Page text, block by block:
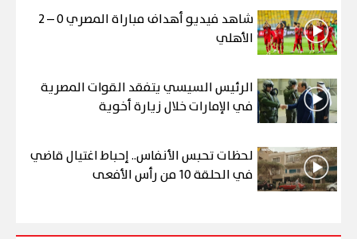
شاهد فيديو أهداف مباراة المصري 0 – 2
الأهلي
الرئيس السيسي يتفقد القوات المصرية
في الإمارات خلال زيارة أخوية
لحظات تحبس الأنفاس.. إحباط اغتيال قاضي
في الحلقة 10 من رأس الأفعى